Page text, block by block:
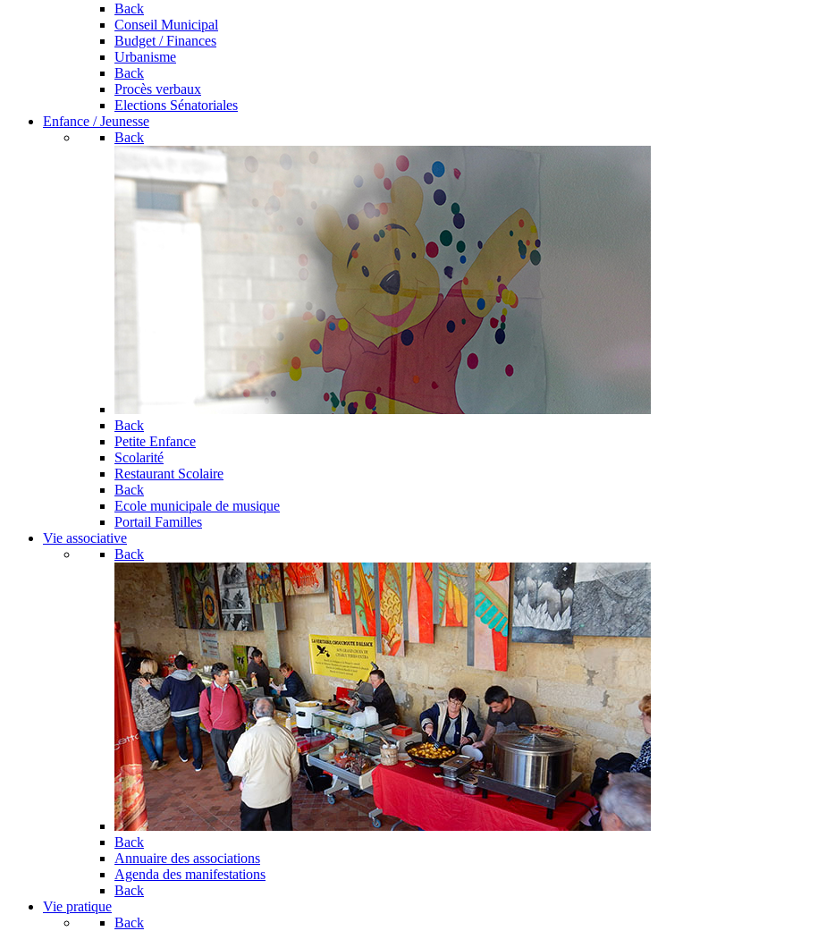
Back
Conseil Municipal
Budget / Finances
Urbanisme
Back
Procès verbaux
Elections Sénatoriales
Enfance / Jeunesse
Back
Back
Petite Enfance
Scolarité
Restaurant Scolaire
Back
Ecole municipale de musique
Portail Familles
Vie associative
Back
Back
Annuaire des associations
Agenda des manifestations
Back
Vie pratique
Back